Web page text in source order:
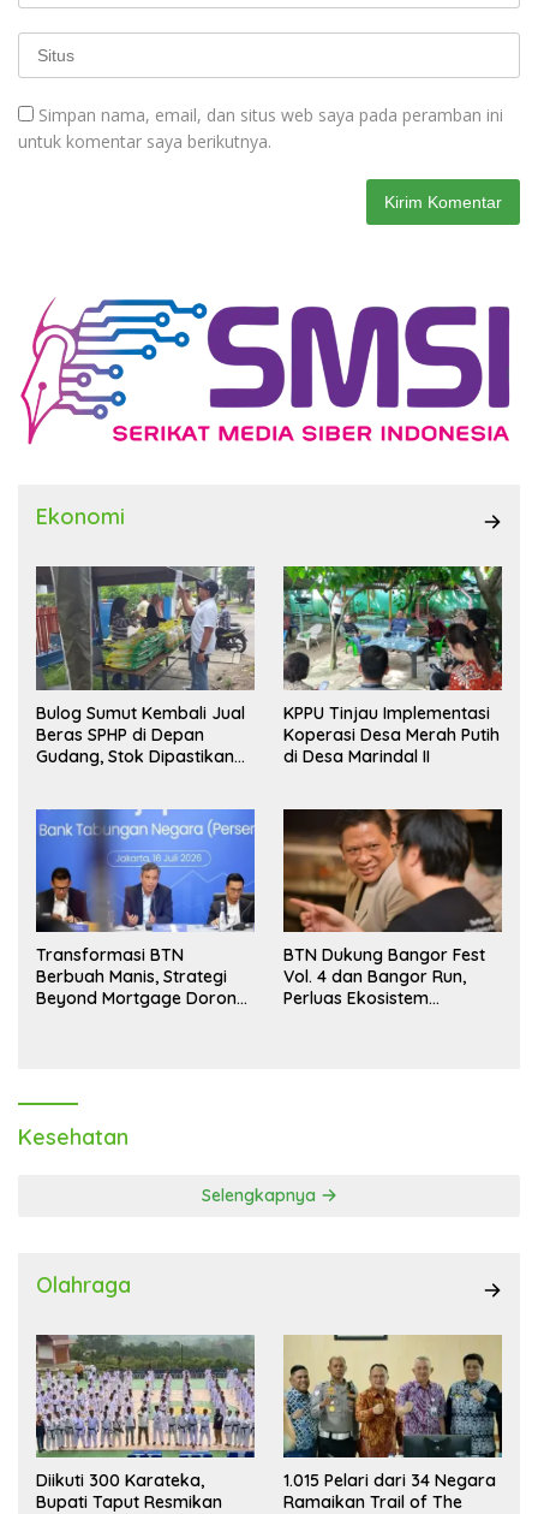
Simpan nama, email, dan situs web saya pada peramban ini
untuk komentar saya berikutnya.
Ekonomi
Bulog Sumut Kembali Jual
Beras SPHP di Depan
Gudang, Stok Dipastikan
KPPU Tinjau Implementasi
Koperasi Desa Merah Putih
di Desa Marindal II
Transformasi BTN
Berbuah Manis, Strategi
Beyond Mortgage Dorong
BTN Dukung Bangor Fest
Vol. 4 dan Bangor Run,
Perluas Ekosistem
Kesehatan
Selengkapnya
Olahraga
Diikuti 300 Karateka,
Bupati Taput Resmikan
1.015 Pelari dari 34 Negara
Ramaikan Trail of The